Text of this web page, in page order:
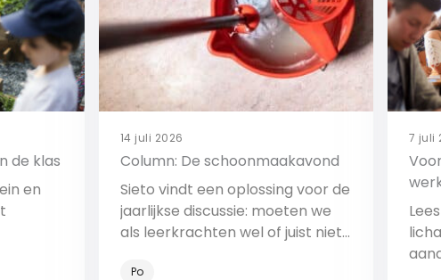
de klas
en
14 juli 2026
Column: De schoonmaakavond
Sieto vindt een oplossing voor de
jaarlijkse discussie: moeten we
als leerkrachten wel of juist niet
Po
7 juli